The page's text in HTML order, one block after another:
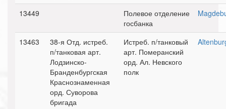
13449
Полевое отделение
госбанка
13463
38-я Отд. истреб.
п/танковая арт.
Лодзинско-
Бранденбургская
Краснознаменная
орд. Суворова
бригада
Истреб. п/танковый
арт. Померанский
орд. Ал. Невского
полк